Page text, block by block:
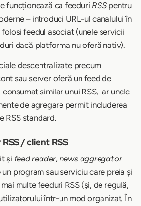
funcționează ca feeduri RSSpentru
– introduci URL-ul canalului în
feedul asociat (unele servicii
dacă platforma nu oferă nativ).
descentralizate precum
sau server oferă un feed de
similar unui RSS, iar unele
de agregare permit includerea
RSS standard.
/ client RSS
și feed reader, news aggregator
un program sau serviciu care preia și
multe feeduri RSS (și, de regulă,
într-un mod organizat. În